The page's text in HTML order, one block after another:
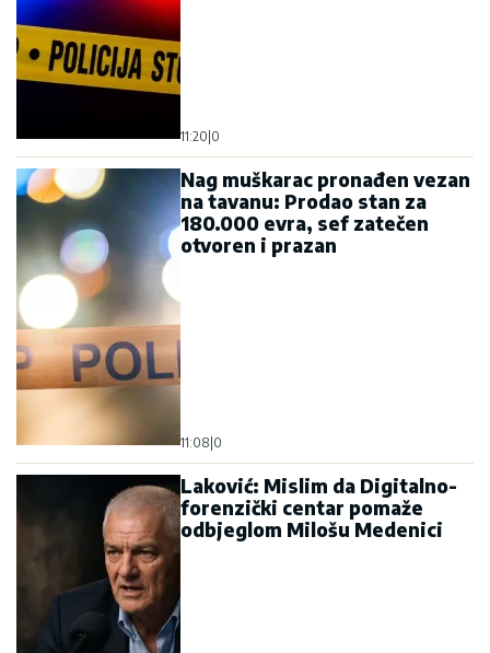
11:20 0
Nag muškarac pronađen vezan
na tavanu: Prodao stan za
180.000 evra, sef zatečen
otvoren i prazan
11:08 0
Laković: Mislim da Digitalno-
forenzički centar pomaže
odbjeglom Milošu Medenici